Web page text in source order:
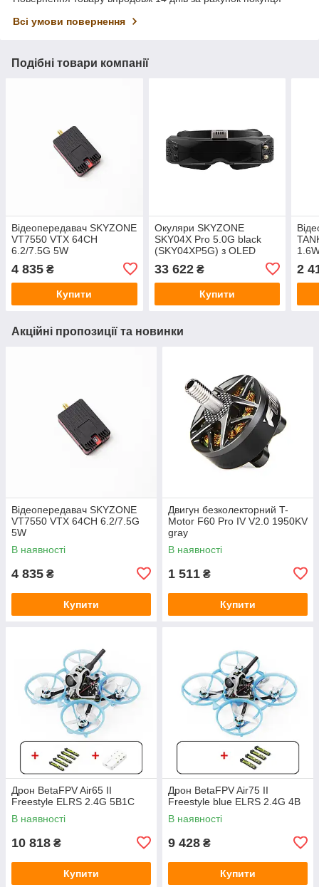
Всі умови повернення
Подібні товари компанії
Відеопередавач SKYZONE
VT7550 VTX 64CH
6.2/7.5G 5W
4 835 ₴
Купити
Окуляри SKYZONE
SKY04X Pro 5.0G black
(SKY04XP5G) з OLED
1920x1080, 56CH, запис
H264, HDMI,
акселерометр та гіроскоп
33 622₴
Купити
2
Акційні пропозиції та новинки
Відеопередавач SKYZONE
VT7550 VTX 64CH 6.2/7.5G
5W
В наявності
4 835 ₴
Купити
Двигун безколекторний T-
Motor F60 Pro IV V2.0 1950KV
gray
В наявності
1 511 ₴
Купити
Дрон BetaFPV Air65 II
Freestyle ELRS 2.4G 5B1C
В наявності
10 818 ₴
Купити
Дрон BetaFPV Air75 II
Freestyle blue ELRS 2.4G 4B
В наявності
9 428 ₴
Купити